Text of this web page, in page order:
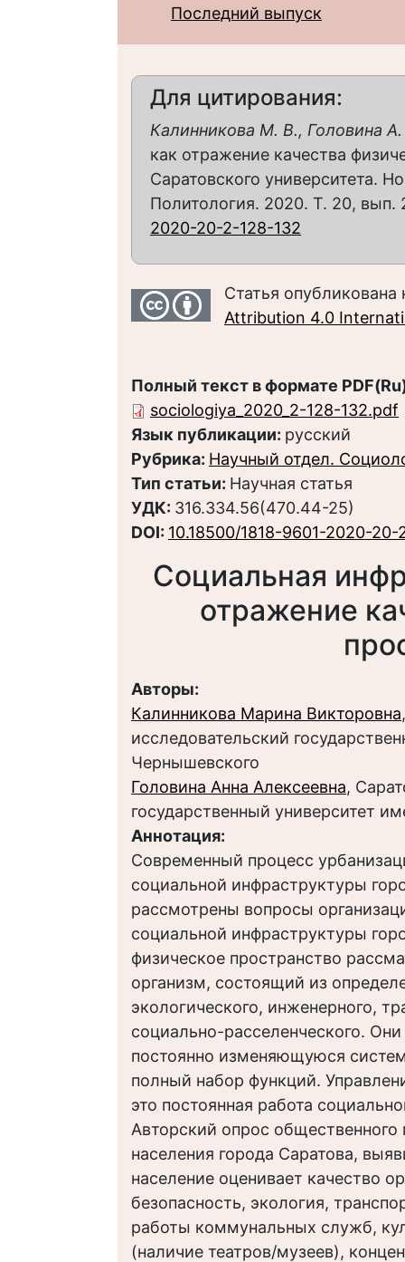
Последний выпуск
Для цитирования:
Калинникова М. В., Головина
как отражение качества
Саратовского университета.
Политология. 2020. Т. 20, вып.
2020-20-2-128-132
Статья
Attribution 4.0
Полный текст в формате
sociologiya_2020_2-128-132.pdf
Язык публикации: русский
Рубрика: Научный отдел.
Тип статьи: Научная статья
УДК: 316.334.56(470.44-25)
DOI: 10.18500/1818-9601-2020-20-
Социальная
отражение
Авторы:
Калинникова Марина Викторовна
исследовательский
Чернышевского
Головина Анна Алексеевна,
государственный университет
Аннотация:
Современный процесс
социальной инфраструктуры
рассмотрены вопросы
социальной инфраструктуры
физическое пространство
организм, состоящий из
экологического, инженерного,
социально-расселенческого.
постоянно изменяющуюся
полный набор функций.
это постоянная работа
Авторский опрос
населения города Саратова,
население оценивает качество
безопасность, экология,
работы коммунальных служб,
(наличие театров/музеев),